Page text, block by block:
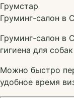
Грумстар
Груминг-салон в
Груминг-салон в
гигиена для
Можно быстро
удобное время